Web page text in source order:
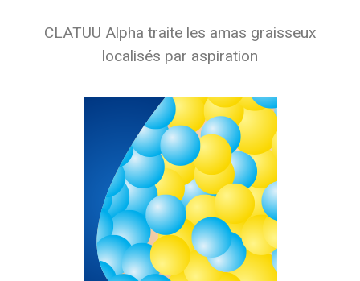
CLATUU Alpha traite les amas graisseux
localisés par aspiration